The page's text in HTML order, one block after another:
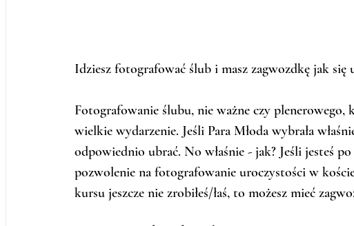
Idziesz fotografować ślub i masz zagwozdkę jak
Fotografowanie ślubu, nie ważne czy
wielkie wydarzenie. Jeśli Para Młoda wybrała
odpowiednio ubrać. No właśnie - jak? Jeśli jesteś
pozwolenie na fotografowanie uroczystości w
kursu jeszcze nie zrobiłeś/łaś, to możesz mieć